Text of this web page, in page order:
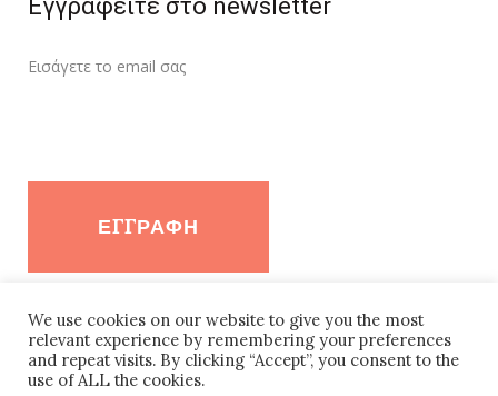
Εγγραφείτε στο newsletter
Εισάγετε τo email σας
Follow Farmer Secret
We use cookies on our website to give you the most
relevant experience by remembering your preferences
and repeat visits. By clicking “Accept”, you consent to the
use of ALL the cookies.